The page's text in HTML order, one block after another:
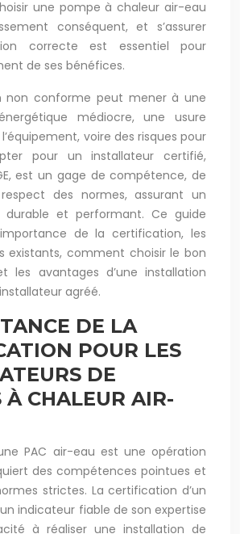
une pompe à chaleur air-eau
conséquent, et s’assurer
correcte est essentiel pour
de ses bénéfices.
non conforme peut mener à une
médiocre, une usure
voire des risques pour
pour un installateur certifié,
est un gage de compétence, de
des normes, assurant un
durable et performant. Ce guide
de la certification, les
existants, comment choisir le bon
les avantages d’une installation
agréé.
DE LA
POUR LES
DE
À CHALEUR AIR-
PAC air-eau est une opération
des compétences pointues et
strictes. La certification d’un
indicateur fiable de son expertise
à réaliser une installation de